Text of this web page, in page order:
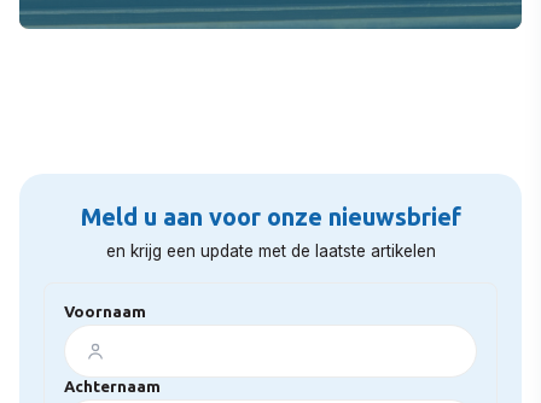
Meld u aan voor onze nieuwsbrief
en krijg een update met de laatste artikelen
Voornaam
Achternaam